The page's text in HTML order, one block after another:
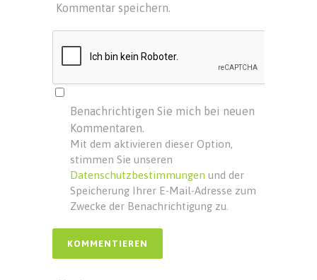
Kommentar speichern.
Benachrichtigen Sie mich bei neuen
Kommentaren.
Mit dem aktivieren dieser Option,
stimmen Sie unseren
Datenschutzbestimmungen und der
Speicherung Ihrer E-Mail-Adresse zum
Zwecke der Benachrichtigung zu.